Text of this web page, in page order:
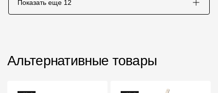
Показать еще 12
Альтернативные товары